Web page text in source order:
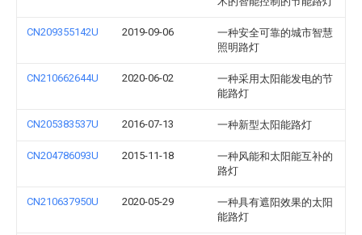
CN209355142U 2019-09-06
一种安全可靠的城市智慧
照明路灯
CN210662644U 2020-06-02
一种采用太阳能发电的节
能路灯
CN205383537U 2016-07-13 一种新型太阳能路灯
CN204786093U 2015-11-18
一种风能和太阳能互补的
路灯
CN210637950U 2020-05-29
一种具有遮阳效果的太阳
能路灯